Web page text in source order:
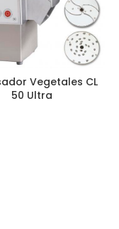
Vegetales CL
50 Ultra